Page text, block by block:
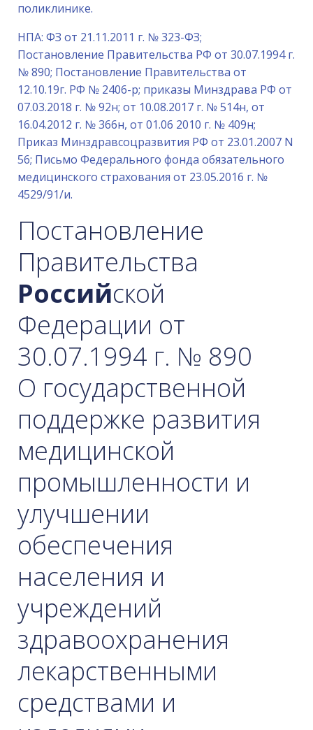
поликлинике.
НПА: ФЗ от 21.11.2011 г. № 323-ФЗ;
Постановление Правительства РФ от 30.07.1994 г.
№ 890; Постановление Правительства от
12.10.19г. РФ № 2406-р; приказы Минздрава РФ от
07.03.2018 г. № 92н; от 10.08.2017 г. № 514н, от
16.04.2012 г. № 366н, от 01.06 2010 г. № 409н;
Приказ Минздравсоцразвития РФ от 23.01.2007 N
56; Письмо Федерального фонда обязательного
медицинского страхования от 23.05.2016 г. №
4529/91/и.
Постановление
Правительства
Российской
Федерации от
30.07.1994 г. № 890
О государственной
поддержке развития
медицинской
промышленности и
улучшении
обеспечения
населения и
учреждений
здравоохранения
лекарственными
средствами и